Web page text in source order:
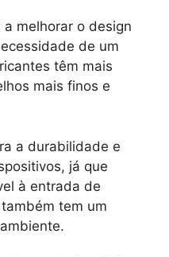
a melhorar o design
de um
têm mais
mais finos e
a durabilidade e
já que
à entrada de
também tem um